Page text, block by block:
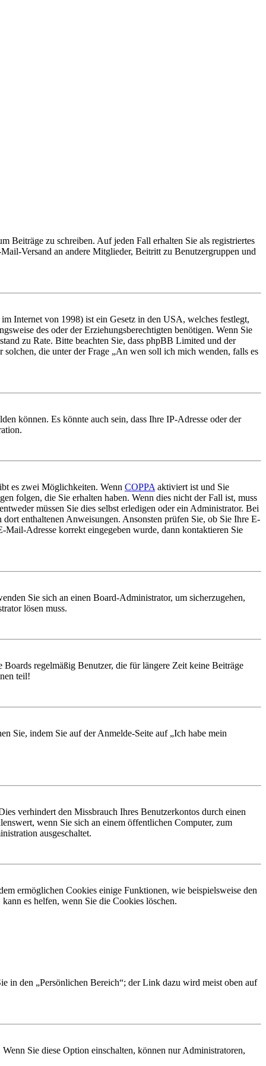
Beiträge zu schreiben. Auf jeden Fall erhalten Sie als registriertes
Versand an andere Mitglieder, Beitritt zu Benutzergruppen und
Internet von 1998) ist ein Gesetz in den USA, welches festlegt,
des oder der Erziehungsberechtigten benötigen. Wenn Sie
zu Rate. Bitte beachten Sie, dass phpBB Limited und der
die unter der Frage „An wen soll ich mich wenden, falls es
können. Es könnte auch sein, dass Ihre IP-Adresse oder der
es zwei Möglichkeiten. Wenn COPPA aktiviert ist und Sie
folgen, die Sie erhalten haben. Wenn dies nicht der Fall ist, muss
müssen Sie dies selbst erledigen oder ein Administrator. Bei
enthaltenen Anweisungen. Ansonsten prüfen Sie, ob Sie Ihre E-
Adresse korrekt eingegeben wurde, dann kontaktieren Sie
Sie sich an einen Board-Administrator, um sicherzugehen,
lösen muss.
regelmäßig Benutzer, die für längere Zeit keine Beiträge
teil!
Sie, indem Sie auf der Anmelde-Seite auf „Ich habe mein
verhindert den Missbrauch Ihres Benutzerkontos durch einen
wenn Sie sich an einem öffentlichen Computer, zum
ausgeschaltet.
ermöglichen Cookies einige Funktionen, wie beispielsweise den
es helfen, wenn Sie die Cookies löschen.
in den „Persönlichen Bereich“; der Link dazu wird meist oben auf
Sie diese Option einschalten, können nur Administratoren,